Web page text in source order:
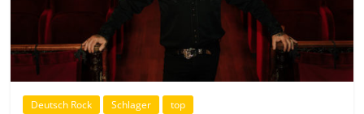
Deutsch Rock Schlager top